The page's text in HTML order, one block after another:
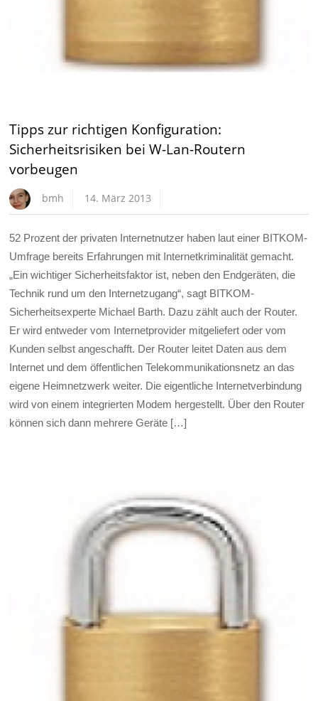
Tipps zur richtigen Konfiguration:
Sicherheitsrisiken bei W-Lan-Routern
vorbeugen
bmh 14. März 2013
52 Prozent der privaten Internetnutzer haben laut einer BITKOM-
Umfrage bereits Erfahrungen mit Internetkriminalität gemacht.
„Ein wichtiger Sicherheitsfaktor ist, neben den Endgeräten, die
Technik rund um den Internetzugang“, sagt BITKOM-
Sicherheitsexperte Michael Barth. Dazu zählt auch der Router.
Er wird entweder vom Internetprovider mitgeliefert oder vom
Kunden selbst angeschafft. Der Router leitet Daten aus dem
Internet und dem öffentlichen Telekommunikationsnetz an das
eigene Heimnetzwerk weiter. Die eigentliche Internetverbindung
wird von einem integrierten Modem hergestellt. Über den Router
können sich dann mehrere Geräte […]